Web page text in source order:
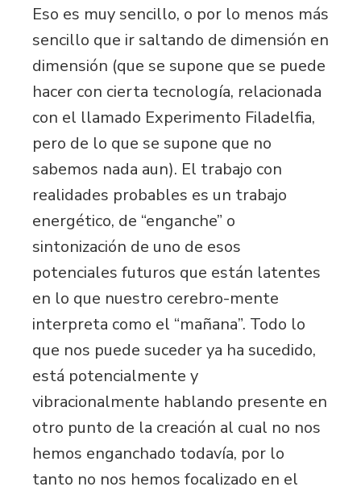
Eso es muy sencillo, o por lo menos más
sencillo que ir saltando de dimensión en
dimensión (que se supone que se puede
hacer con cierta tecnología, relacionada
con el llamado Experimento Filadelfia,
pero de lo que se supone que no
sabemos nada aun). El trabajo con
realidades probables es un trabajo
energético, de “enganche” o
sintonización de uno de esos
potenciales futuros que están latentes
en lo que nuestro cerebro-mente
interpreta como el “mañana”. Todo lo
que nos puede suceder ya ha sucedido,
está potencialmente y
vibracionalmente hablando presente en
otro punto de la creación al cual no nos
hemos enganchado todavía, por lo
tanto no nos hemos focalizado en el